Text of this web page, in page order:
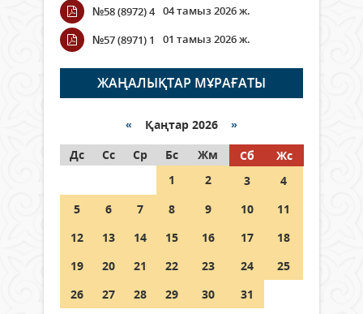
Wi-Fi ҚАБЫРҒА АРҚЫЛЫ ҚАЛАЙ
ӨТЕДІ?
06 тамыз 2026 ж. 265
граждане Казахстана,
05 тамыз 2026 ж. 146
Шетелде жүрген Қазақстан
азаматтары қалай дауыс бере
алады?
№58 (8972) 4 04 тамыз 2026 ж.
№57 (8971) 1
01 тамыз 2026 ж.
ЖАҢАЛЫҚТАР МҰРАҒАТЫ
« Қаңтар 2026 »
Дс
Сс Ср Бс Жм Сб
Жс
1
2 3
4
5
6 7 8 9 10
11
12
13 14 15 16 17
18
19
20 21 22 23 24
25
26
27 28 29 30 31